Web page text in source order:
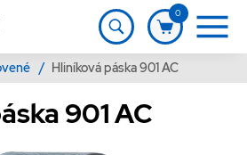
0
/ Hliníková páska 901 AC
901 AC